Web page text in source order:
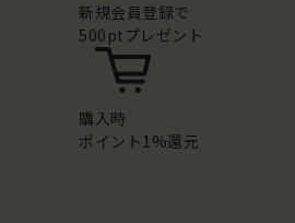
新規会員登録で
500ptプレゼント
購入時
ポイント1%還元